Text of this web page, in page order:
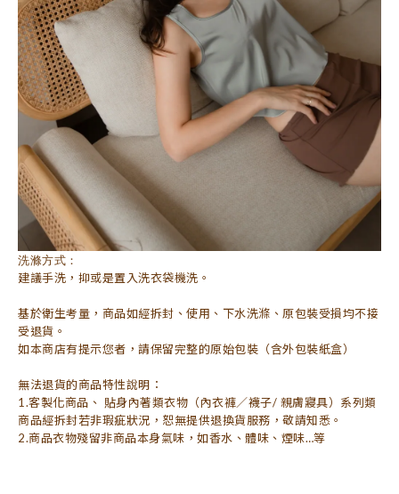
洗滌方式：
建議手洗，抑或是置入洗衣袋機洗。
基於衛生考量，商品如經拆封、使用、下水洗滌、原包裝受損均不接
受退貨。
如本商店有提示您者，請保留完整的原始包裝（含外包裝紙盒）
無法退貨的商品特性說明：
1.客製化商品、 貼身內著類衣物（內衣褲／襪子/ 親膚寢具）系列類
商品經拆封若非瑕疵狀況，恕無提供退換貨服務，敬請知悉。
2.商品衣物殘留非商品本身氣味，如香水、體味、煙味…等